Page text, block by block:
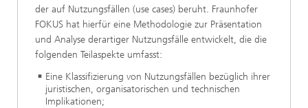
der auf Nutzungsfällen (use cases) beruht. Fraunhofer
FOKUS hat hierfür eine Methodologie zur Präsentation
und Analyse derartiger Nutzungsfälle entwickelt, die die
folgenden Teilaspekte umfasst:
Eine Klassifizierung von Nutzungsfällen bezüglich ihrer
juristischen, organisatorischen und technischen
Implikationen;